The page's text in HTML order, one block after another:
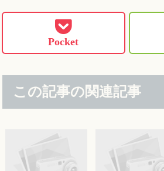
Pocket
この記事の関連記事